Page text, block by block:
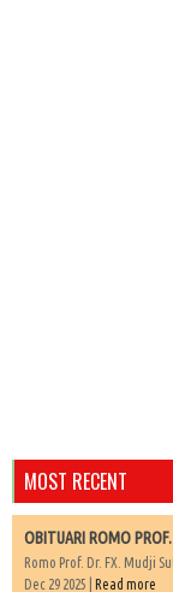
MOST RECENT
OBITUARI ROMO
Romo Prof. Dr. FX. Mudji
Dec 29 2025 | Read more